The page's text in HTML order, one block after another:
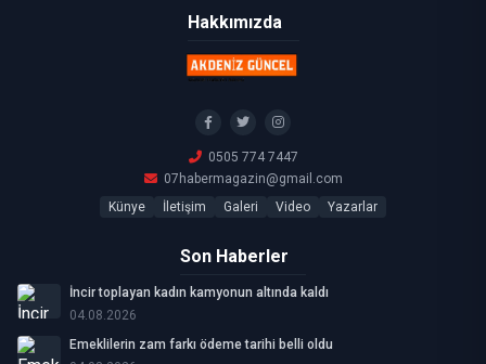
Hakkımızda
0505 774 7447
07habermagazin@gmail.com
Künye
İletişim Galeri Video Yazarlar
Son Haberler
İncir toplayan kadın kamyonun altında kaldı
04.08.2026
Emeklilerin zam farkı ödeme tarihi belli oldu